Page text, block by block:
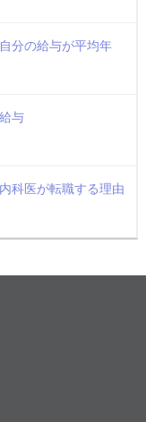
分の給与が平均年
与
科医が転職する理由